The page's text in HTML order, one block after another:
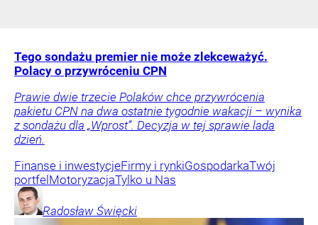
Tego sondażu premier nie może zlekceważyć.
Polacy o przywróceniu CPN
Prawie dwie trzecie Polaków chce przywrócenia
pakietu CPN na dwa ostatnie tygodnie wakacji – wynika
z sondażu dla „Wprost”. Decyzja w tej sprawie lada
dzień.
Finanse i inwestycjeFirmy i rynkiGospodarkaTwój
portfelMotoryzacjaTylko u Nas
Radosław Święcki